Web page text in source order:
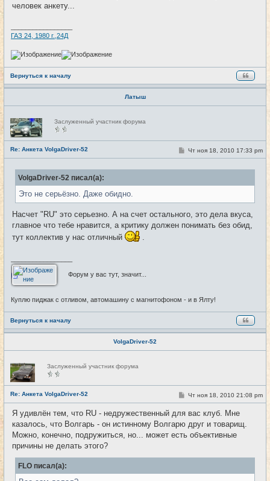
человек анкету...
ГАЗ 24, 1980 г.,24Д
Вернуться к началу
Латыш
Н
е
в
с
е
т
и
Заслуженный участник форума
Re: Анкета VolgaDriver-52 #13
С
о
б
е
Чт ноя 18, 2010 17:33 pm
VolgaDriver-52 писал(а):
Это не серьёзно. Даже обидно.
Насчет "RU" это серьезно. А на счет остального, это дела вкуса,
главное что тебе нравится, а критику должен понимать без обид,
тут коллектив у нас отличный
Форум у вас тут, значит...
Куплю пиджак с отливом, автомашину с магнитофоном - и в Ялту!
Вернуться к началу
VolgaDriver-52
Н
е
в
с
е
т
и
Заслуженный участник форума
Re: Анкета VolgaDriver-52 #14
С
о
б
щ
е
н
Чт ноя 18, 2010 21:08 pm
Я удивлён тем, что RU - недружественный для вас клуб. Мне
казалось, что Волгарь - он истинному Волгарю друг и товарищ.
Можно, конечно, подружиться, но... может есть объективные
причины не делать этого?
FLO писал(а):